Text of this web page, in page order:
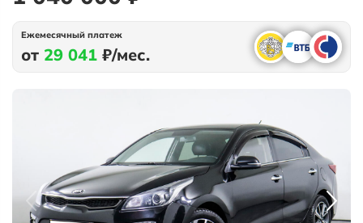
Ежемесячный платеж
от 29 041 ₽/мес.